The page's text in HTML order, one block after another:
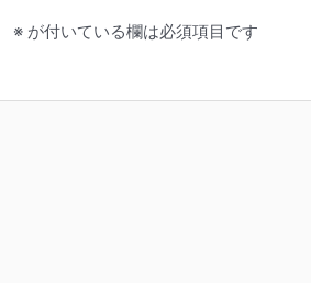
※ が付いている欄は必須項目です